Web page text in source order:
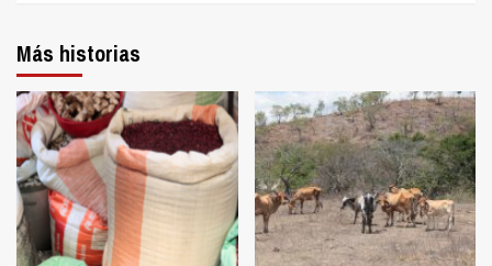
Más historias